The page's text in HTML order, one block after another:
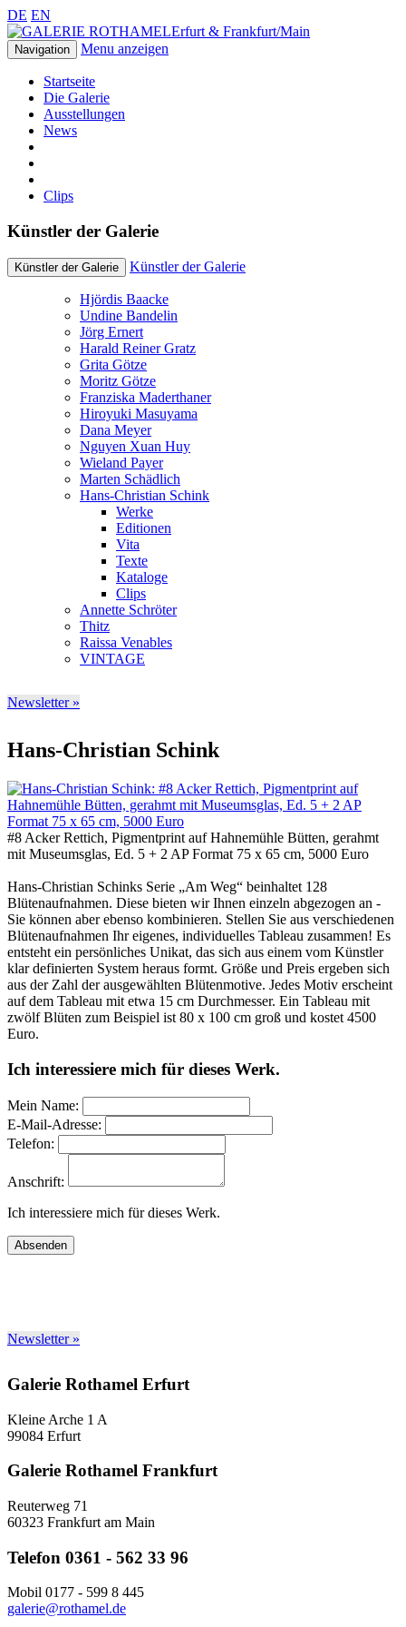
DE EN
Erfurt & Frankfurt/Main
Navigation Menu anzeigen
Startseite
Die Galerie
Ausstellungen
News
Clips
Künstler der Galerie
Künstler der Galerie Künstler der Galerie
Hjördis Baacke
Undine Bandelin
Jörg Ernert
Harald Reiner Gratz
Grita Götze
Moritz Götze
Franziska Maderthaner
Hiroyuki Masuyama
Dana Meyer
Nguyen Xuan Huy
Wieland Payer
Marten Schädlich
Hans-Christian Schink
Werke
Editionen
Vita
Texte
Kataloge
Clips
Annette Schröter
Thitz
Raissa Venables
VINTAGE
Newsletter »
Hans-Christian Schink
#8 Acker Rettich, Pigmentprint auf Hahnemühle Bütten, gerahmt
mit Museumsglas, Ed. 5 + 2 AP Format 75 x 65 cm, 5000 Euro
Hans-Christian Schinks Serie „Am Weg“ beinhaltet 128
Blütenaufnahmen. Diese bieten wir Ihnen einzeln abgezogen an -
Sie können aber ebenso kombinieren. Stellen Sie aus verschiedenen
Blütenaufnahmen Ihr eigenes, individuelles Tableau zusammen! Es
entsteht ein persönliches Unikat, das sich aus einem vom Künstler
klar definierten System heraus formt. Größe und Preis ergeben sich
aus der Zahl der ausgewählten Blütenmotive. Jedes Motiv erscheint
auf dem Tableau mit etwa 15 cm Durchmesser. Ein Tableau mit
zwölf Blüten zum Beispiel ist 80 x 100 cm groß und kostet 4500
Euro.
Ich interessiere mich für dieses Werk.
Mein Name:
E-Mail-Adresse:
Telefon:
Anschrift:
Ich interessiere mich für dieses Werk.
Absenden
Newsletter »
Galerie Rothamel Erfurt
Kleine Arche 1 A
99084 Erfurt
Galerie Rothamel Frankfurt
Reuterweg 71
60323 Frankfurt am Main
Telefon 0361 - 562 33 96
Mobil 0177 - 599 8 445
galerie@rothamel.de